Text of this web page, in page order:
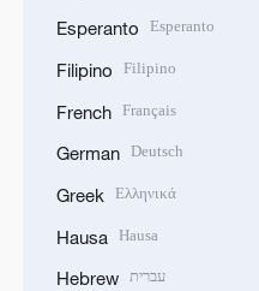
Esperanto Esperanto
Filipino Filipino
French Français
German Deutsch
Greek Ελληνικά
Hausa Hausa
Hebrew עברית